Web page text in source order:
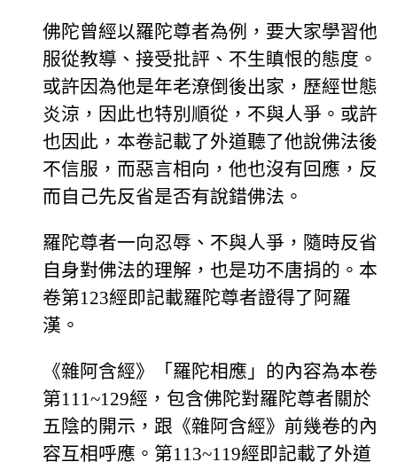
佛陀曾經以羅陀尊者為例，要大家學習他
服從教導、接受批評、不生瞋恨的態度。
或許因為他是年老潦倒後出家，歷經世態
炎涼，因此也特別順從，不與人爭。或許
也因此，本卷記載了外道聽了他說佛法後
不信服，而惡言相向，他也沒有回應，反
而自己先反省是否有說錯佛法。
羅陀尊者一向忍辱、不與人爭，隨時反省
自身對佛法的理解，也是功不唐捐的。本
卷第123經即記載羅陀尊者證得了阿羅
漢。
《雜阿含經》「羅陀相應」的內容為本卷
第111~129經，包含佛陀對羅陀尊者關於
五陰的開示，跟《雜阿含經》前幾卷的內
容互相呼應。第113~119經即記載了外道